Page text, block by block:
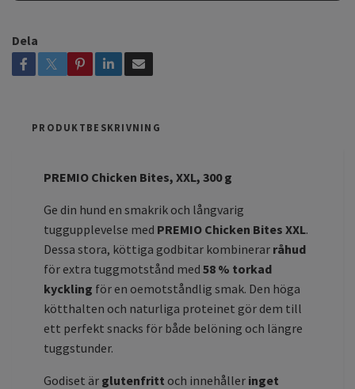
Dela
PRODUKTBESKRIVNING
PREMIO Chicken Bites, XXL, 300 g
Ge din hund en smakrik och långvarig
tuggupplevelse med PREMIO Chicken Bites XXL.
Dessa stora, köttiga godbitar kombinerar råhud
för extra tuggmotstånd med 58 % torkad
kyckling för en oemotståndlig smak. Den höga
kötthalten och naturliga proteinet gör dem till
ett perfekt snacks för både belöning och längre
tuggstunder.
Godiset är glutenfritt och innehåller inget